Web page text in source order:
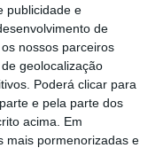
publicidade e
de
nossos parceiros
geolocalização
Poderá clicar para
e pela parte dos
acima. Em
mais pormenorizadas e
no dividendo